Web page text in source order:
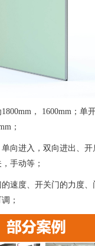
， 1600mm；单
；
向进入，双向进出、开
手动等；
速度、开关门的力度
；